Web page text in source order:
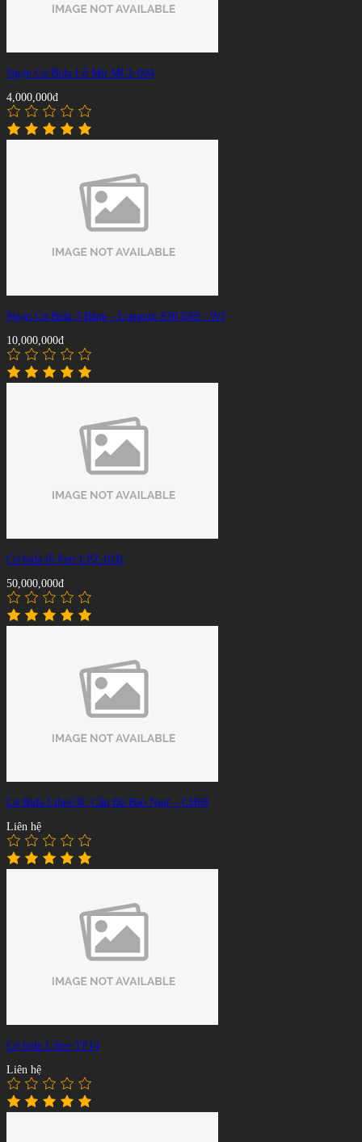
Ngọn Cơ Bida Lỗ Mit MC1-004
4,000,000đ
Ngọn Cơ Bida 3 Băng - Longoni S30 E69 - WJ
10,000,000đ
Cơ bida lỗ Peri LPZ-01B
50,000,000đ
Cơ Bida Libre/3C Cẩn Đá Bào Ngư – CH68
Liên hệ
Cơ bida Libre-TP14
Liên hệ